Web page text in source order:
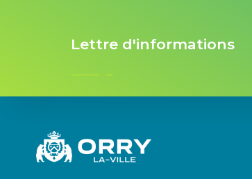
Lettre d'informations